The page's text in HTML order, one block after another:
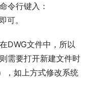
令行键入：
可。
DWG文件中，所以
需要打开新建文件时
，如上方式修改系统